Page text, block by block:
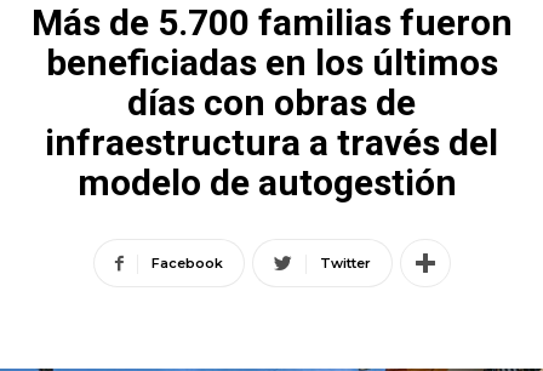
Más de 5.700 familias fueron
beneficiadas en los últimos
días con obras de
infraestructura a través del
modelo de autogestión
Facebook Twitter